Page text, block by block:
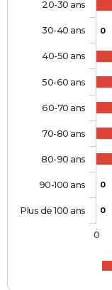
0
0
0
20-30 ans
30-40 ans
40-50 ans
50-60 ans
60-70 ans
70-80 ans
80-90 ans
90-100 ans
Plus de 100 ans
0